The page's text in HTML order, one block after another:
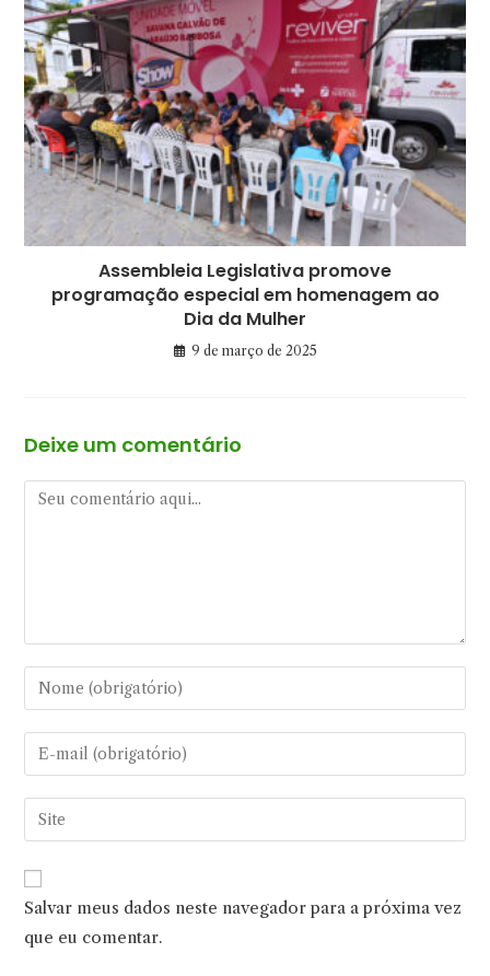
Assembleia Legislativa promove
programação especial em homenagem ao
Dia da Mulher
9 de março de 2025
Deixe um comentário
Comentário
Digite
seu
nome
ou
de
usuário
para
comentar
Digite
seu
endereço
de
para
comentar
Digite
o
do
seu
site
Salvar meus dados neste navegador para a próxima vez
que eu comentar.